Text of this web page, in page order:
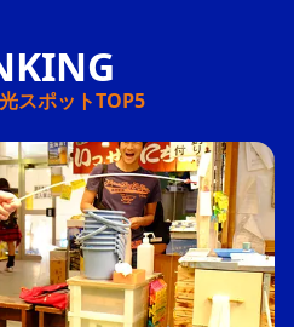
スポットTOP5